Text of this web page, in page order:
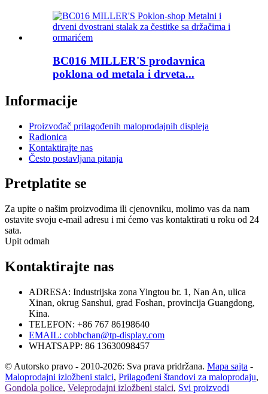
BC016 MILLER'S prodavnica
poklona od metala i drveta...
Informacije
Proizvođač prilagođenih maloprodajnih displeja
Radionica
Kontaktirajte nas
Često postavljana pitanja
Pretplatite se
Za upite o našim proizvodima ili cjenovniku, molimo vas da nam
ostavite svoju e-mail adresu i mi ćemo vas kontaktirati u roku od 24
sata.
Upit odmah
Kontaktirajte nas
ADRESA: Industrijska zona Yingtou br. 1, Nan An, ulica
Xinan, okrug Sanshui, grad Foshan, provincija Guangdong,
Kina.
TELEFON: +86 767 86198640
EMAIL: cobbchan@tp-display.com
WHATSAPP: 86 13630098457
© Autorsko pravo - 2010-2026: Sva prava pridržana. Mapa sajta -
Maloprodajni izložbeni stalci, Prilagođeni štandovi za maloprodaju,
Gondola police, Veleprodajni izložbeni stalci, Svi proizvodi